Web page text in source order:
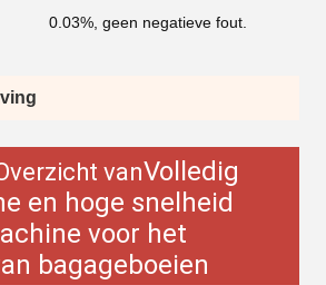
0.03%, geen negatieve fout.
vanVolledig
en hoge snelheid
voor het
bagageboeien